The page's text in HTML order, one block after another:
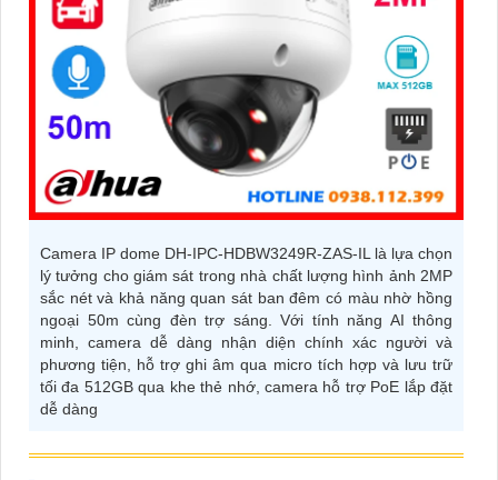
Camera IP dome DH-IPC-HDBW3249R-ZAS-IL là lựa chọn
lý tưởng cho giám sát trong nhà chất lượng hình ảnh 2MP
sắc nét và khả năng quan sát ban đêm có màu nhờ hồng
ngoại 50m cùng đèn trợ sáng. Với tính năng AI thông
minh, camera dễ dàng nhận diện chính xác người và
phương tiện, hỗ trợ ghi âm qua micro tích hợp và lưu trữ
tối đa 512GB qua khe thẻ nhớ, camera hỗ trợ PoE lắp đặt
dễ dàng